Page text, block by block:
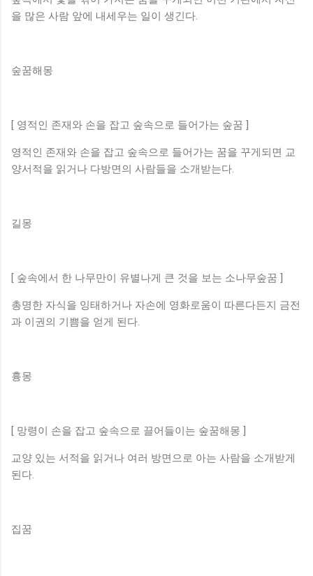
을 많은 사람 앞에 내세우는 일이 생긴다.
숲꿈해몽
[ 영적인 존재와 손을 잡고 숲속으로 들어가는 숲꿈 ]
영적인 존재와 손을 잡고 숲속으로 들어가는 꿈을 꾸게되면 교
양서적을 읽거나 다방면의 사람들을 소개받는다.
길몽
[ 숲속에서 한 나무만이 유별나게 큰 것을 보는 소나무숲꿈 ]
총명한 자식을 잉태하거나 자손에 영화로움이 따른다든지 금전
과 이권의 기쁨을 얻게 된다.
흉몽
[ 망령이 손을 잡고 숲속으로 끌어들이는 숲꿈해몽 ]
교양 있는 서적을 읽거나 여러 방면으로 아는 사람을 소개받게
된다.
집꿈